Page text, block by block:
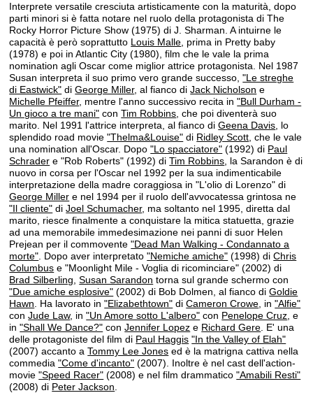
Interprete versatile cresciuta artisticamente con la maturità, dopo
parti minori si è fatta notare nel ruolo della protagonista di The
Rocky Horror Picture Show (1975) di J. Sharman. A intuirne le
capacità è però soprattutto Louis Malle , prima in Pretty baby
(1978) e poi in Atlantic City (1980), film che le vale la prima
nomination agli Oscar come miglior attrice protagonista. Nel 1987
Susan interpreta il suo primo vero grande successo,"Le streghe
di Eastwick" diGeorge Miller, al fianco diJack Nicholson e
Michelle Pfeiffer, mentre l'anno successivo recita in"Bull Durham -
Un gioco a tre mani" conTim Robbins , che poi diventerà suo
marito. Nel 1991 l'attrice interpreta, al fianco diGeena Davis , lo
splendido road movie"Thelma&Louise" di Ridley Scott , che le vale
una nomination all'Oscar. Dopo"Lo spacciatore" (1992) di Paul
Schrader e "Rob Roberts" (1992) diTim Robbins , la Sarandon è di
nuovo in corsa per l'Oscar nel 1992 per la sua indimenticabile
interpretazione della madre coraggiosa in "L'olio di Lorenzo" di
George Miller e nel 1994 per il ruolo dell'avvocatessa grintosa ne
"Il cliente" diJoel Schumacher, ma soltanto nel 1995, diretta dal
marito, riesce finalmente a conquistare la mitica statuetta, grazie
ad una memorabile immedesimazione nei panni di suor Helen
Prejean per il commovente"Dead Man Walking - Condannato a
morte" . Dopo aver interpretato"Nemiche amiche" (1998) diChris
Columbus e "Moonlight Mile - Voglia di ricominciare" (2002) di
Brad Silberling ,Susan Sarandon torna sul grande schermo con
"Due amiche esplosive" (2002) di Bob Dolmen, al fianco diGoldie
Hawn . Ha lavorato in"Elizabethtown" diCameron Crowe , in"Alfie"
conJude Law, in"Un Amore sotto L'albero" con Penelope Cruz , e
in"Shall We Dance?" conJennifer Lopez e Richard Gere . E' una
delle protagoniste del film di Paul Haggis "In the Valley of Elah"
(2007) accanto aTommy Lee Jones ed è la matrigna cattiva nella
commedia"Come d'incanto" (2007). Inoltre è nel cast dell'action-
movie"Speed Racer" (2008) e nel film drammatico"Amabili Resti"
(2008) di Peter Jackson